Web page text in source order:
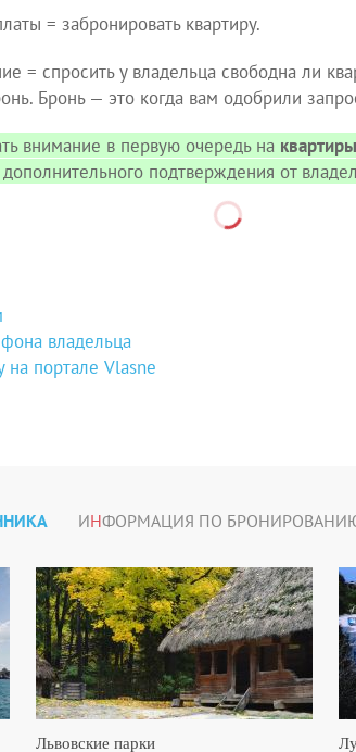
= забронировать квартиру.
= спросить у владельца свободна ли
Бронь — это когда вам одобрили
внимание в первую очередь на
подтверждения от
владельца
на портале Vlasne
ИНФОРМАЦИЯ ПО
Львовские парки